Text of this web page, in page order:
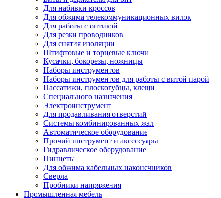
Для набивки кроссов
Для обжима телекоммуникационных вилок
Для работы с оптикой
Для резки проводников
Для снятия изоляции
Штифтовые и торцевые ключи
Кусачки, бокорезы, ножницы
Наборы инструментов
Наборы инструментов для работы с витой парой
Пассатижи, плоскогубцы, клещи
Специального назначения
Электроинструмент
Для продавливания отверстий
Системы комбинированных жал
Автоматическое оборудование
Прочий инструмент и аксессуары
Гидравлическое оборудование
Пинцеты
Для обжима кабельных наконечников
Сверла
Пробники напряжения
Промышленная мебель